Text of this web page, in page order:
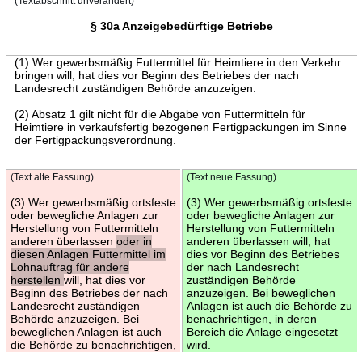
§ 30a Anzeigebedürftige Betriebe
(1) Wer gewerbsmäßig Futtermittel für Heimtiere in den Verkehr
bringen will, hat dies vor Beginn des Betriebes der nach
Landesrecht zuständigen Behörde anzuzeigen.
(2) Absatz 1 gilt nicht für die Abgabe von Futtermitteln für
Heimtiere in verkaufsfertig bezogenen Fertigpackungen im Sinne
der Fertigpackungsverordnung.
(Text alte Fassung)
(3) Wer gewerbsmäßig ortsfeste
oder bewegliche Anlagen zur
Herstellung von Futtermitteln
anderen überlassen oder in
diesen Anlagen Futtermittel im
Lohnauftrag für andere
herstellen will, hat dies vor
Beginn des Betriebes der nach
Landesrecht zuständigen
Behörde anzuzeigen. Bei
beweglichen Anlagen ist auch
die Behörde zu benachrichtigen,
(Text neue Fassung)
(3) Wer gewerbsmäßig ortsfeste
oder bewegliche Anlagen zur
Herstellung von Futtermitteln
anderen überlassen will, hat
dies vor Beginn des Betriebes
der nach Landesrecht
zuständigen Behörde
anzuzeigen. Bei beweglichen
Anlagen ist auch die Behörde zu
benachrichtigen, in deren
Bereich die Anlage eingesetzt
wird.